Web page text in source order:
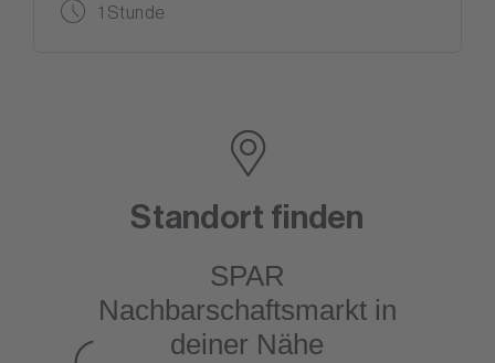
1 Stunde
Standort finden
SPAR
Nachbarschaftsmarktin
deiner Nähe